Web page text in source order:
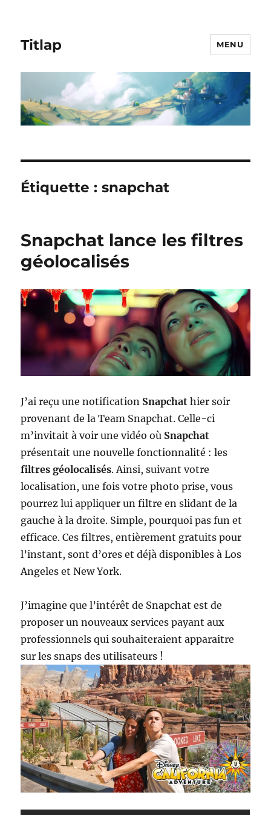
Titlap MENU
Étiquette :snapchat
Snapchat lance les filtres
géolocalisés
J’ai reçu une notification Snapchat hier soir
provenant de la Team Snapchat. Celle-ci
m’invitait à voir une vidéo où Snapchat
présentait une nouvelle fonctionnalité : les
filtres géolocalisés. Ainsi, suivant votre
localisation, une fois votre photo prise, vous
pourrez lui appliquer un filtre en slidant de la
gauche à la droite. Simple, pourquoi pas fun et
efficace. Ces filtres, entièrement gratuits pour
l’instant, sont d’ores et déjà disponibles à Los
Angeles et New York.
J’imagine que l’intérêt de Snapchat est de
proposer un nouveaux services payant aux
professionnels qui souhaiteraient apparaitre
sur les snaps des utilisateurs !